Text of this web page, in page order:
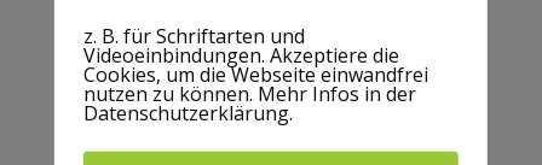
Schlüssel zu einem
entspannten Alltag
z. B. für Schriftarten und
Videoeinbindungen. Akzeptiere die
Cookies, um die Webseite einwandfrei
nutzen zu können. Mehr Infos in der
Datenschutzerklärung.